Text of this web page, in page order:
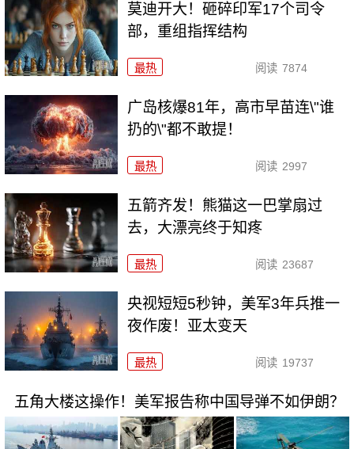
莫迪开大！砸碎印军17个司令
部，重组指挥结构
最热 阅读 7874
广岛核爆81年，高市早苗连\"谁
扔的\"都不敢提！
最热 阅读 2997
五箭齐发！熊猫这一巴掌扇过
去，大漂亮终于知疼
最热 阅读 23687
央视短短5秒钟，美军3年兵推一
夜作废！亚太变天
最热 阅读 19737
五角大楼这操作！美军报告称中国导弹不如伊朗？